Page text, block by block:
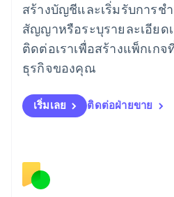
สร้างบัญชีและเริ่มรับการช
สัญญาหรือระบุรายละเอียด
ติดต่อเราเพื่อสร้างแพ็กเก
ธุรกิจของคุณ
เริ่มเลย ติดต่อฝ่ายขาย
ลัตเวีย
English
ลิกเตนสไตน์
DeutschEnglish
ลิทัวเนีย
สเปน
EspañolEnglish
สโลวาเกีย
สวิตเซอร์แลนด์
Deutsch